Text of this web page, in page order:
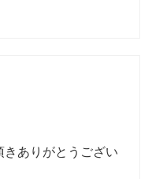
ありがとうござい